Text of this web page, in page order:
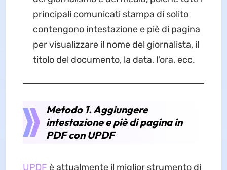
principali comunicati stampa di solito
contengono intestazione e piè di pagina
per visualizzare il nome del giornalista, il
titolo del documento, la data, l'ora, ecc.
Metodo 1. Aggiungere
intestazione e piè di pagina in
PDF con UPDF
UPDF è attualmente il miglior strumento di